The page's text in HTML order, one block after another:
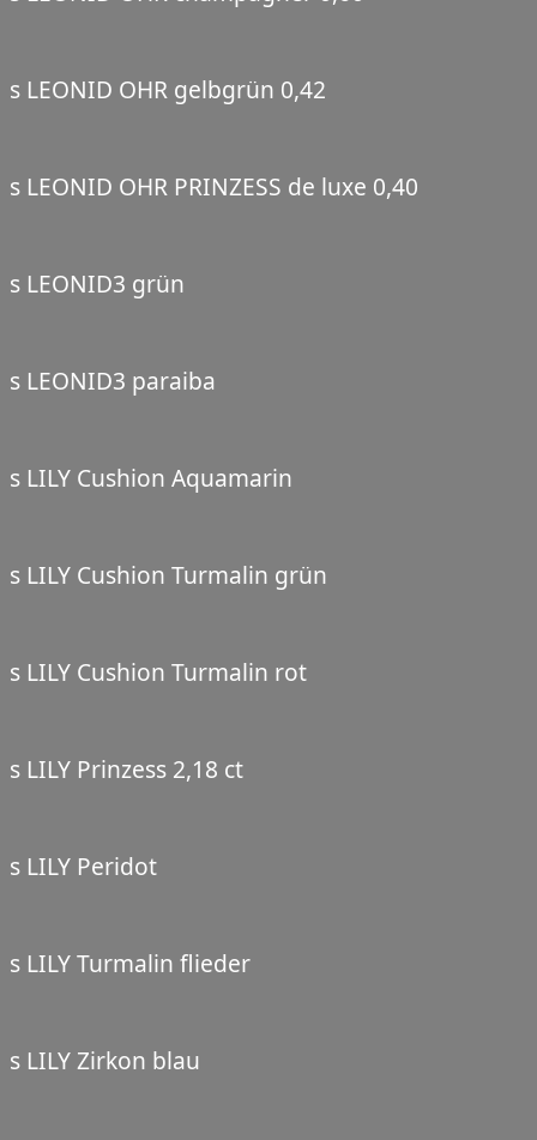
s LEONID OHR gelbgrün 0,42
s LEONID OHR PRINZESS de luxe 0,40
s LEONID3 grün
s LEONID3 paraiba
s LILY Cushion Aquamarin
s LILY Cushion Turmalin grün
s LILY Cushion Turmalin rot
s LILY Prinzess 2,18 ct
s LILY Peridot
s LILY Turmalin flieder
s LILY Zirkon blau